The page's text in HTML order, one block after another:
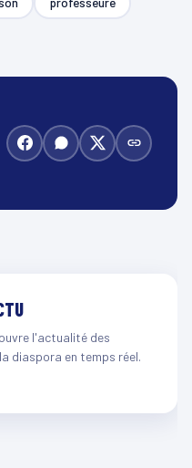
l'actualité des
diaspora en temps réel.